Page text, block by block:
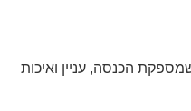
הכנסה, עניין ואיכות